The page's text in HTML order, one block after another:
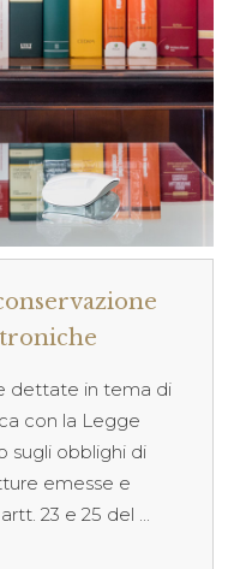
dettate in tema di
con la Legge
sugli obblighi di
emesse e
23 e 25 del ...